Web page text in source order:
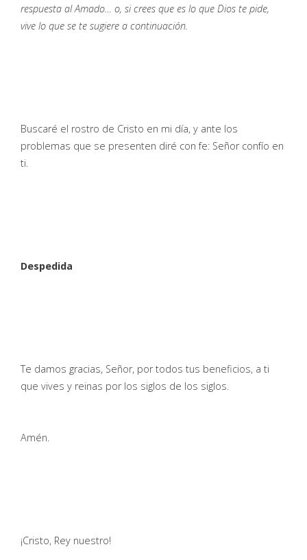
respuesta al Amado… o, si crees que es lo que Dios te pide,
vive lo que se te sugiere a continuación.
Buscaré el rostro de Cristo en mi día, y ante los
problemas que se presenten diré con fe: Señor confío en
ti.
Despedida
Te damos gracias, Señor, por todos tus beneficios, a ti
que vives y reinas por los siglos de los siglos.
Amén.
¡Cristo, Rey nuestro!